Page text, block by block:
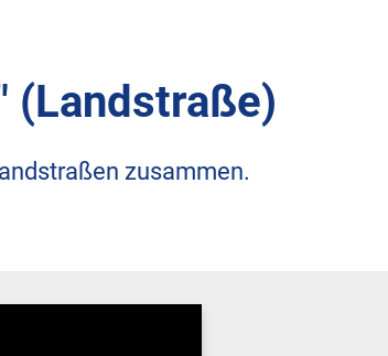
(Landstraße)
zusammen.